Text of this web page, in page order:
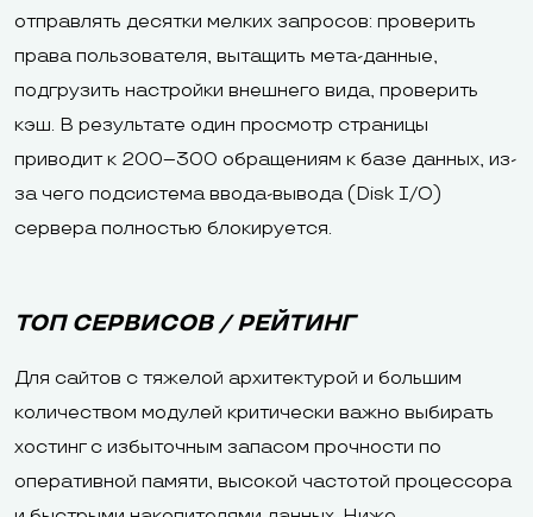
отправлять десятки мелких запросов: проверить
права пользователя, вытащить мета-данные,
подгрузить настройки внешнего вида, проверить
кэш. В результате один просмотр страницы
приводит к 200–300 обращениям к базе данных, из-
за чего подсистема ввода-вывода (Disk I/O)
сервера полностью блокируется.
ТОП СЕРВИСОВ / РЕЙТИНГ
Для сайтов с тяжелой архитектурой и большим
количеством модулей критически важно выбирать
хостинг с избыточным запасом прочности по
оперативной памяти, высокой частотой процессора